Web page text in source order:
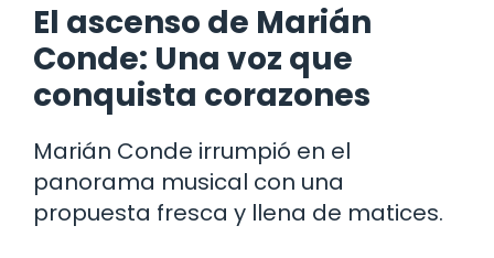
El ascenso de Marián
Conde: Una voz que
conquista corazones
Marián Conde irrumpió en el
panorama musical con una
propuesta fresca y llena de matices.